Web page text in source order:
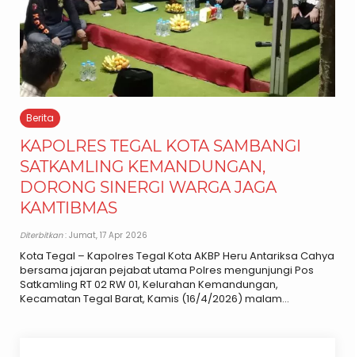
Berita
KAPOLRES TEGAL KOTA SAMBANGI
SATKAMLING KEMANDUNGAN,
DORONG SINERGI WARGA JAGA
KAMTIBMAS
Diterbitkan: Jumat, 17 Apr 2026
Kota Tegal – Kapolres Tegal Kota AKBP Heru Antariksa Cahya
bersama jajaran pejabat utama Polres mengunjungi Pos
Satkamling RT 02 RW 01, Kelurahan Kemandungan,
Kecamatan Tegal Barat, Kamis (16/4/2026) malam...